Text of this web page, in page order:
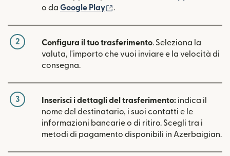
o da Google Play .
2 Configura il tuo trasferimento. Seleziona la
valuta, l'importo che vuoi inviare e la velocità di
consegna.
3 Inserisci i dettagli del trasferimento: indica il
nome del destinatario, i suoi contatti e le
informazioni bancarie o di ritiro. Scegli tra i
metodi di pagamento disponibili in Azerbaigian.